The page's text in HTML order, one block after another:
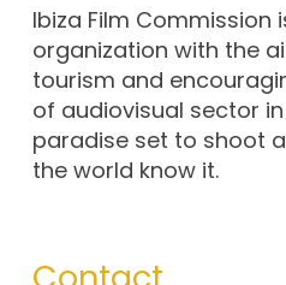
Ibiza Film
organization with the
tourism and
of audiovisual sector in
paradise set to shoot
the world know it.